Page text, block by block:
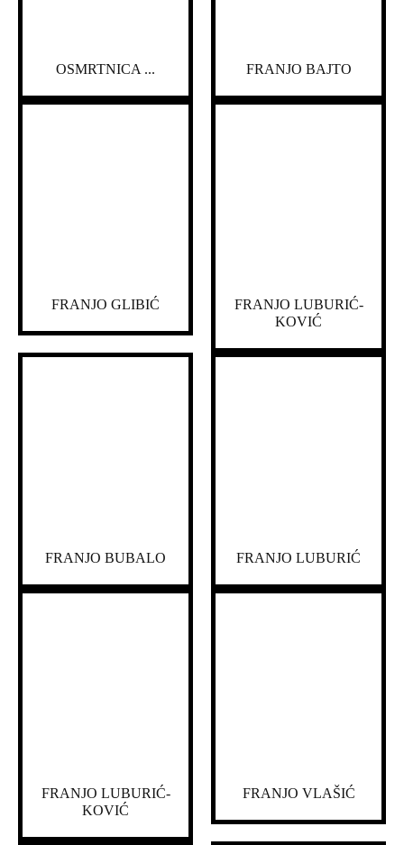
OSMRTNICA ... FRANJO BAJTO
FRANJO GLIBIĆ
FRANJO LUBURIĆ-
KOVIĆ
FRANJO BUBALO FRANJO LUBURIĆ
FRANJO LUBURIĆ-
KOVIĆ
FRANJO VLAŠIĆ